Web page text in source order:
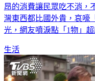
昂的消費讓民眾吃不消，
灣東西都比國外貴，哀嚎
光，網友噴淚點「1物」超
生活